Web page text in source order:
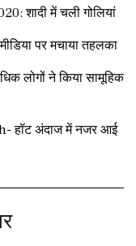
शादी में चली गोलियां
पर मचाया तहलका
लोगों ने किया सामूहिक
हॉट अंदाज में नजर आई